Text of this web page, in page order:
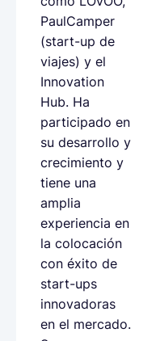
PaulCamper
(start-up de
viajes) y el
Innovation
Hub. Ha
participado en
su desarrollo y
crecimiento y
tiene una
amplia
experiencia en
la colocación
con éxito de
start-ups
innovadoras
en el mercado.